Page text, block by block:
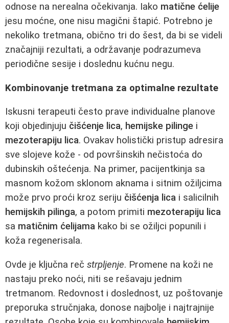
odnose na nerealna očekivanja. Iako matične ćelije
jesu moćne, one nisu magični štapić. Potrebno je
nekoliko tretmana, obično tri do šest, da bi se videli
značajniji rezultati, a održavanje podrazumeva
periodične sesije i doslednu kućnu negu.
Kombinovanje tretmana za optimalne rezultate
Iskusni terapeuti često prave individualne planove
koji objedinjuju čišćenje lica, hemijske pilinge i
mezoterapiju lica. Ovakav holistički pristup adresira
sve slojeve kože - od površinskih nečistoća do
dubinskih oštećenja. Na primer, pacijentkinja sa
masnom kožom sklonom aknama i sitnim ožiljcima
može prvo proći kroz seriju čišćenja lica i salicilnih
hemijskih pilinga, a potom primiti mezoterapiju lica
sa matičnim ćelijama kako bi se ožiljci popunili i
koža regenerisala.
Ovde je ključna reč strpljenje. Promene na koži ne
nastaju preko noći, niti se rešavaju jednim
tretmanom. Redovnost i doslednost, uz poštovanje
preporuka stručnjaka, donose najbolje i najtrajnije